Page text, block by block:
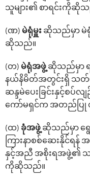
သူများ၏ စာရင်းကိုဆို
(ဏ) မဲရုံမှူး ဆိုသည်မှာ မဲ
ဆိုသည်။
(တ) မဲရုံအဖွဲ့ ဆိုသည်မှာ ရ
နယ်နိမိတ်အတွင်းရှိ သတ်
ဆန္ဒမဲ‌ပေးခြင်းနှင့်စပ်
ကော်မရှင်က အတည်ပြု
(ထ) ခုံအဖွဲ့ ဆိုသည်မှာ ‌ရွေ
ကြားနာစစ်‌ဆေးနိုင်ရ
နှင့်အညီ အစိုးရအဖွဲ့၏ သ
ကိုဆိုသည်။